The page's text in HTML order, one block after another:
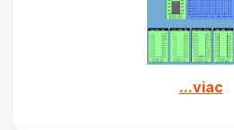
...viac